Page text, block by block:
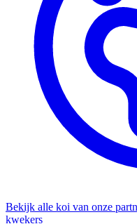
Bekijk alle koi van onze
kwekers